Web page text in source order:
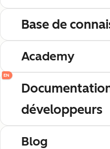
Base de
Academy
EN
développeurs
Blog